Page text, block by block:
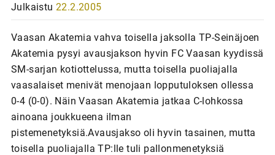
Julkaistu 22.2.2005
Vaasan Akatemia vahva toisella jaksolla TP-Seinäjoen
Akatemia pysyi avausjakson hyvin FC Vaasan kyydissä
SM-sarjan kotiottelussa, mutta toisella puoliajalla
vaasalaiset menivät menojaan lopputuloksen ollessa
0-4 (0-0). Näin Vaasan Akatemia jatkaa C-lohkossa
ainoana joukkueena ilman
pistemenetyksiä.Avausjakso oli hyvin tasainen, mutta
toisella puoliajalla TP:lle tuli pallonmenetyksiä